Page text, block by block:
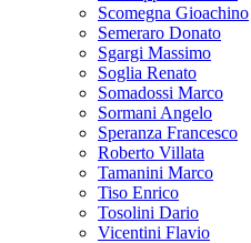
Scomegna Gioachino
Semeraro Donato
Sgargi Massimo
Soglia Renato
Somadossi Marco
Sormani Angelo
Speranza Francesco
Roberto Villata
Tamanini Marco
Tiso Enrico
Tosolini Dario
Vicentini Flavio